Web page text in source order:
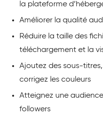
la plateforme
Améliorer la qualité
Réduire la taille des
téléchargement et la
Ajoutez des sous-
corrigez les couleurs
Atteignez une
followers